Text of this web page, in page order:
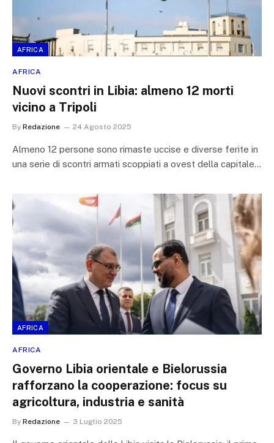
AFRICA
AFRICA
Nuovi scontri in Libia: almeno 12 morti
vicino a Tripoli
By Redazione 24 Agosto 2025
Almeno 12 persone sono rimaste uccise e diverse ferite in
una serie di scontri armati scoppiati a ovest della capitale…
AFRICA
AFRICA
Governo Libia orientale e Bielorussia
rafforzano la cooperazione: focus su
agricoltura, industria e sanità
By Redazione 3 Luglio 2025